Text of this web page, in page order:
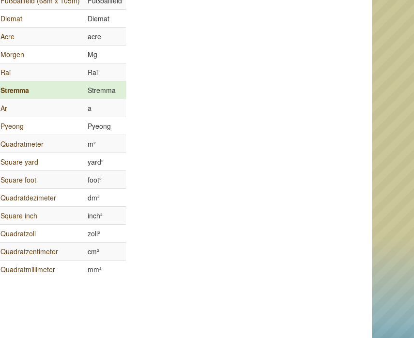
Diemat
Diemat
Acre
acre
Morgen
Mg
Rai
Rai
Stremma
Stremma
Ar
a
Pyeong
Pyeong
Quadratmeter
m²
Square yard
yard²
Square foot
foot²
Quadratdezimeter
dm²
Square inch
inch²
Quadratzoll
zoll²
Quadratzentimeter
cm²
Quadratmillimeter
mm²